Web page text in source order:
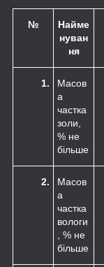
№
Найме
нуван
ня
1.
Масов
а
частка
золи,
% не
більше
2.
Масов
а
частка
вологи
, % не
більше